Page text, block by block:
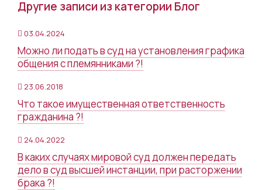
Другие записи из категории Блог
03.04.2024
Можно ли подать в суд на установления графика
общения с племянниками ?!
23.06.2018
Что такое имущественная ответственность
гражданина ?!
24.04.2022
В каких случаях мировой суд должен передать
дело в суд высшей инстанции, при расторжении
брака ?!